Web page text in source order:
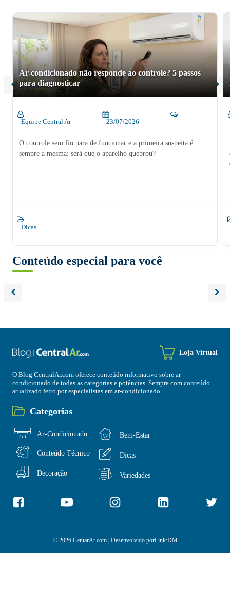
Ar-condicionado não responde ao controle? 5 passos
para diagnosticar
Equipe Central Ar 23/07/2026 -
O controle sem fio para de funcionar e a primeira suspeita é
sempre a mesma: será que o aparelho quebrou?
Dicas
Conteúdo especial para você
Loja Virtual
O Blog CentralAr.com oferece conteúdo informativo sobre ar-
condicionado de todas as categorias e potências. Sempre com conteúdo
atualizado feito por especialistas em ar-condicionado.
Categorias
Ar-Condicionado
Conteúdo Técnico
Decoração
Bem-Estar
Dicas
Variedades
© 2026 CentarAr.com | Desenvolvido porLink:DM